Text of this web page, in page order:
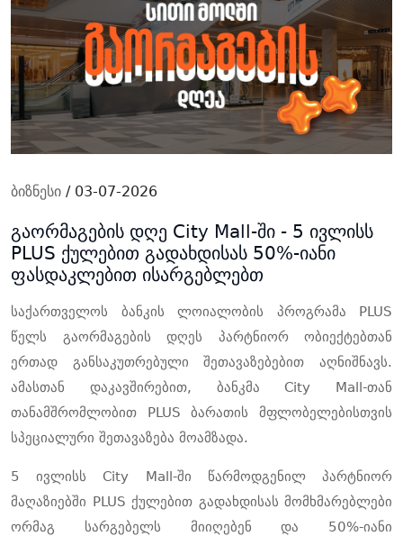
ბიზნესი / 03-07-2026
გაორმაგების დღე City Mall-ში - 5 ივლისს
PLUS ქულებით გადახდისას 50%-იანი
ფასდაკლებით ისარგებლებთ
საქართველოს ბანკის ლოიალობის პროგრამა PLUS
წელს გაორმაგების დღეს პარტნიორ ობიექტებთან
ერთად განსაკუთრებული შეთავაზებებით აღნიშნავს.
ამასთან დაკავშირებით, ბანკმა City Mall-თან
თანამშრომლობით PLUS ბარათის მფლობელებისთვის
სპეციალური შეთავაზება მოამზადა.
5 ივლისს City Mall-ში წარმოდგენილ პარტნიორ
მაღაზიებში PLUS ქულებით გადახდისას მომხმარებლები
ორმაგ სარგებელს მიიღებენ და 50%-იანი